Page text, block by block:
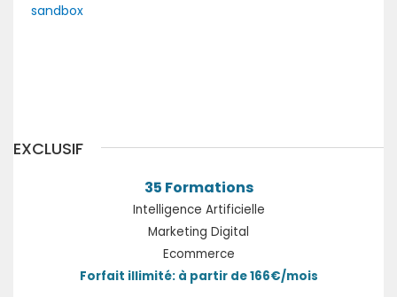
sandbox
EXCLUSIF
35 Formations
Intelligence Artificielle
Marketing Digital
Ecommerce
Forfait illimité: à partir de 166€/mois